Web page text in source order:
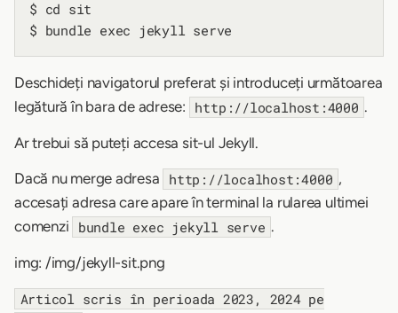
$ cd sit
Deschideți navigatorul preferat și introduceți următoarea
legătură în bara de adrese:
http://localhost:4000 .
Ar trebui să puteți accesa sit-ul Jekyll.
Dacă nu merge adresa http://localhost:4000 ,
accesați adresa care apare în terminal la rularea ultimei
comenzi
bundle exec jekyll serve .
img: /img/jekyll-sit.png
Articol scris în perioada 2023, 2024 pe